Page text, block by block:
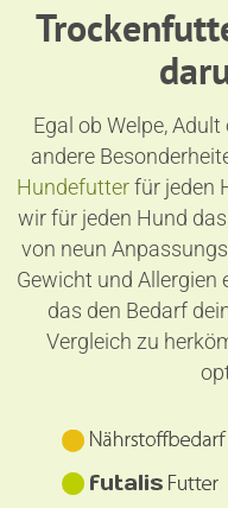
Egal ob Welpe,
andere
Hundefutterfür jeden
wir für jeden Hund
von neun
Gewicht und Allergien
das den Bedarf
Vergleich zu